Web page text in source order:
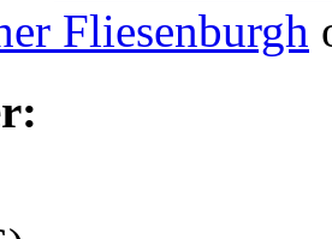
Fliesenburgh